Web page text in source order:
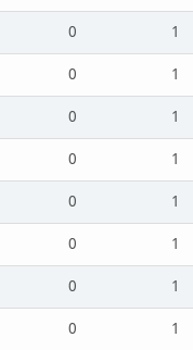
0
1
0
1
0
1
0
1
0
1
0
1
0
1
0
1